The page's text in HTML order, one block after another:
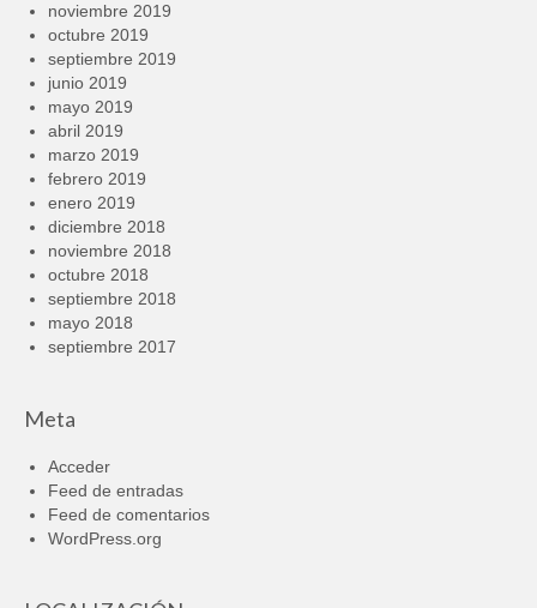
noviembre 2019
octubre 2019
septiembre 2019
junio 2019
mayo 2019
abril 2019
marzo 2019
febrero 2019
enero 2019
diciembre 2018
noviembre 2018
octubre 2018
septiembre 2018
mayo 2018
septiembre 2017
Meta
Acceder
Feed de entradas
Feed de comentarios
WordPress.org